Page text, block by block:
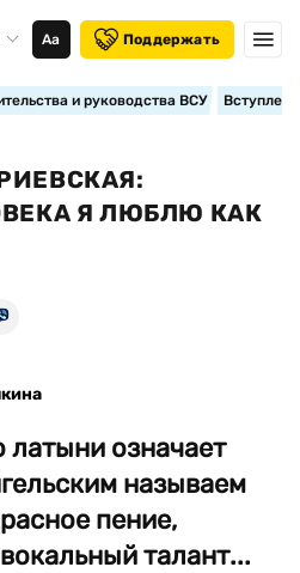
Аа Поддержать
и руководства ВСУ
Я ЛЮБЛЮ КАК
означает
называем
пение,
талант...